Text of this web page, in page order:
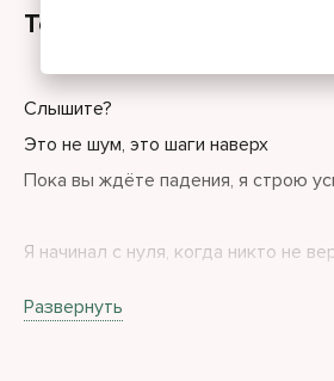
Текст песни
Слышите?
Это не шум, это шаги наверх
Пока вы ждёте падения, я строю
Я начинал с нуля, когда никто не
Город давил на грудь, будто
Развернуть